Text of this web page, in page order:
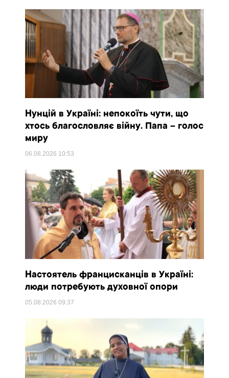
Нунцій в Україні: непокоїть чути, що
хтось благословляє війну. Папа – голос
миру
06.08.2026 10:53
Настоятель францисканців в Україні:
люди потребують духовної опори
05.08.202609:37